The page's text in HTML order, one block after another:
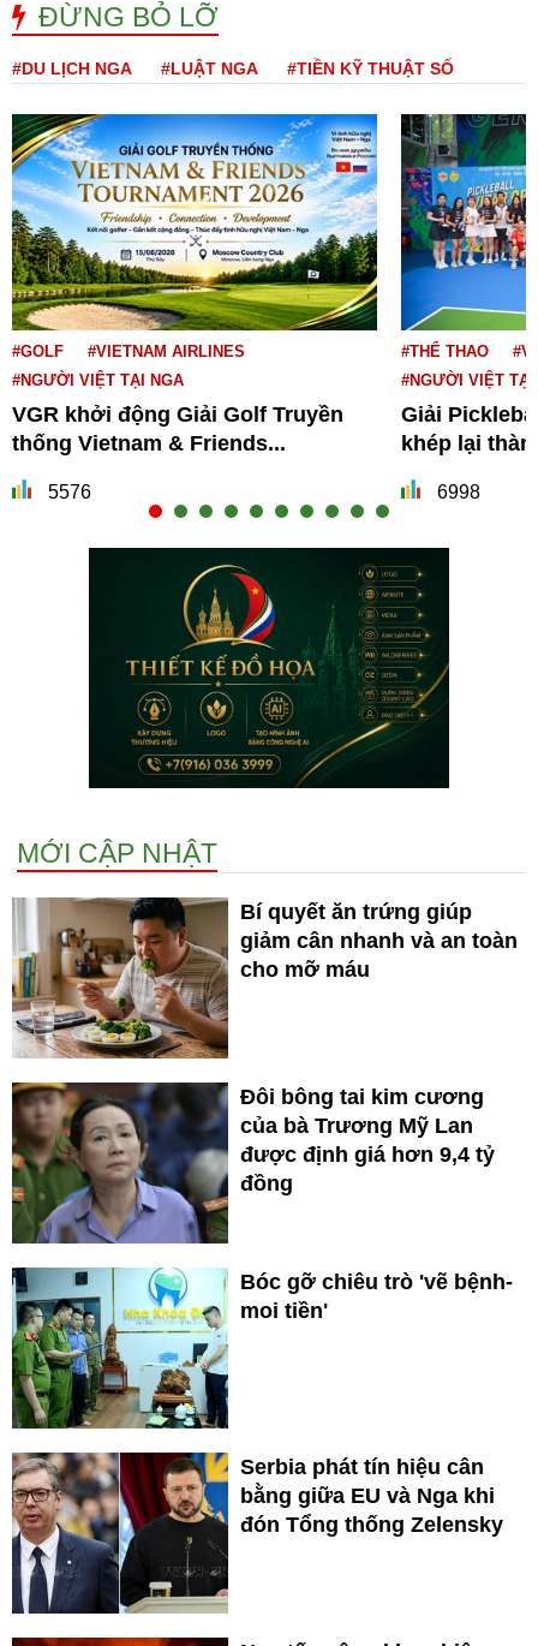
ĐỪNG BỎ LỠ
#DU LỊCH NGA #LUẬT NGA #TIỀN KỸ THUẬT SỐ
#GOLF
#VIETNAM AIRLINES
#NGƯỜI VIỆT TẠI NGA
VGR khởi động Giải Golf Truyền
thống Vietnam & Friends...
5576
#THỂ THAO
#NGƯỜI VIỆT TẠI
Giải
khép lại
6998
MỚI CẬP NHẬT
Bí quyết ăn trứng giúp
giảm cân nhanh và an toàn
cho mỡ máu
Đôi bông tai kim cương
của bà Trương Mỹ Lan
được định giá hơn 9,4 tỷ
đồng
Bóc gỡ chiêu trò 'vẽ bệnh-
moi tiền'
Serbia phát tín hiệu cân
bằng giữa EU và Nga khi
đón Tổng thống Zelensky